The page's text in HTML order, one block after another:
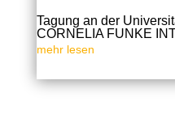
Tagung an der
CORNELIA FUNKE
mehr lesen